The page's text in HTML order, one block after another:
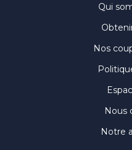
Qui
Nos
Nous
Notre